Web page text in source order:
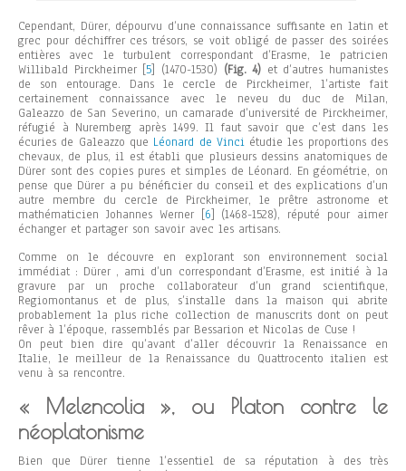
Cependant, Dürer, dépourvu d’une connaissance suffisante en latin et
grec pour déchiffrer ces trésors, se voit obligé de passer des soirées
entières avec le turbulent correspondant d’Erasme, le patricien
Willibald Pirckheimer [5] (1470-1530) (Fig. 4) et d’autres humanistes
de son entourage. Dans le cercle de Pirckheimer, l’artiste fait
certainement connaissance avec le neveu du duc de Milan,
Galeazzo de San Severino, un camarade d’université de Pirckheimer,
réfugié à Nuremberg après 1499. Il faut savoir que c’est dans les
écuries de Galeazzo que Léonard de Vinciétudie les proportions des
chevaux, de plus, il est établi que plusieurs dessins anatomiques de
Dürer sont des copies pures et simples de Léonard. En géométrie, on
pense que Dürer a pu bénéficier du conseil et des explications d’un
autre membre du cercle de Pirckheimer, le prêtre astronome et
mathématicien Johannes Werner [6] (1468-1528), réputé pour aimer
échanger et partager son savoir avec les artisans.
Comme on le découvre en explorant son environnement social
immédiat : Dürer , ami d’un correspondant d’Erasme, est initié à la
gravure par un proche collaborateur d’un grand scientifique,
Regiomontanus et de plus, s’installe dans la maison qui abrite
probablement la plus riche collection de manuscrits dont on peut
rêver à l’époque, rassemblés par Bessarion et Nicolas de Cuse !
On peut bien dire qu’avant d’aller découvrir la Renaissance en
Italie, le meilleur de la Renaissance du Quattrocento italien est
venu à sa rencontre.
« Melencolia », ou Platon contre le
néoplatonisme
Bien que Dürer tienne l’essentiel de sa réputation à des très